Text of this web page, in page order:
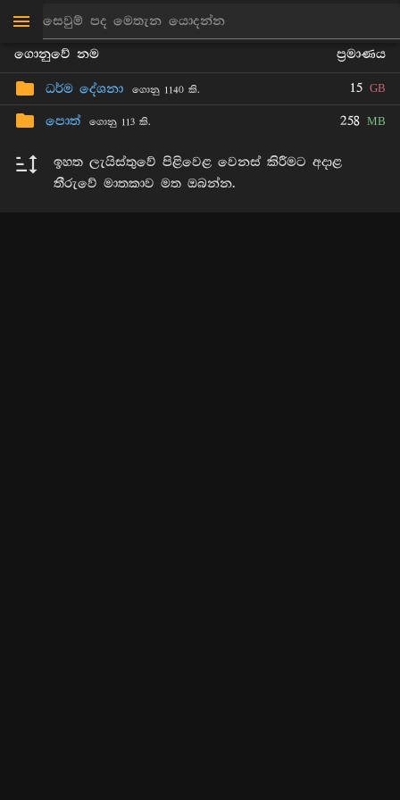
මාන්කඩවල සුදස්සන හිමි
ගොනුවේ නම ප්‍රමාණය
ධර්ම දේශනා ගොනු 1140 කි. 15 GB
පොත් ගොනු 113 කි. 258 MB
ඉහත ලැයිස්තුවේ පිළිවෙළ වෙනස් කිරීමට අදාළ
තීරුවේ මාතකාව මත ඔබන්න.